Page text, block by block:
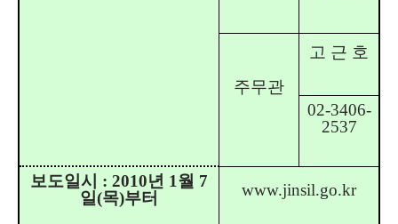
주무관
고 근 호
02-3406-
2537
보도일시 : 2010년 1월 7
일(목)부터
www.jinsil.go.kr